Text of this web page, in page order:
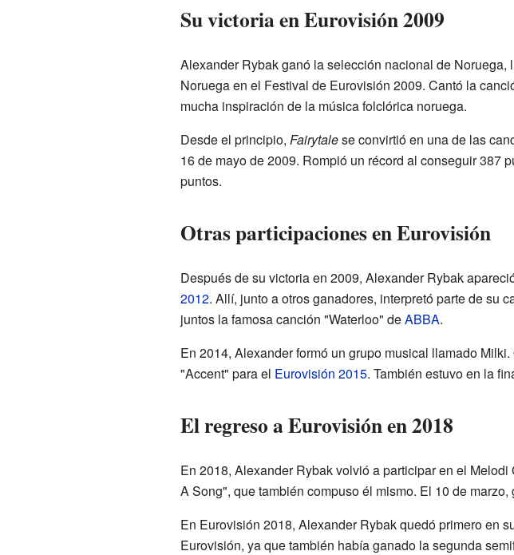
Su victoria en Eurovisión 2009
Alexander Rybak ganó la selección nacional de
Noruega en el Festival de Eurovisión 2009. Cantó la
mucha inspiración de la música folclórica noruega.
Desde el principio, Fairytalese convirtió en una de las
16 de mayo de 2009. Rompió un récord al conseguir 387
puntos.
Otras participaciones en Eurovisión
Después de su victoria en 2009, Alexander Rybak
2012. Allí, junto a otros ganadores, interpretó parte de su
juntos la famosa canción "Waterloo" deABBA.
En 2014, Alexander formó un grupo musical llamado
"Accent" para el Eurovisión 2015. También estuvo en la
El regreso a Eurovisión en 2018
En 2018, Alexander Rybak volvió a participar en el
A Song", que también compuso él mismo. El 10 de
En Eurovisión 2018, Alexander Rybak quedó primero en
Eurovisión, ya que también había ganado la segunda